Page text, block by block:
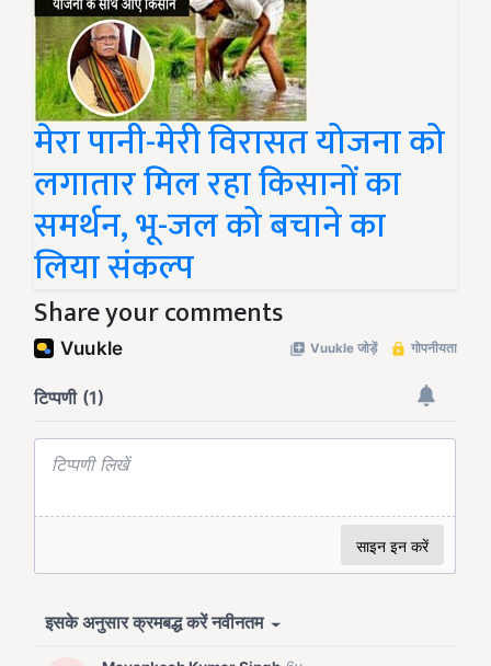
मेरा पानी-मेरी विरासत योजना को
लगातार मिल रहा किसानों का
समर्थन, भू-जल को बचाने का
लिया संकल्प
Share your comments